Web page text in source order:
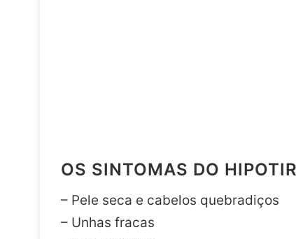
OS SINTOMAS DO
– Pele seca e cabelos quebradiços
– Unhas fracas